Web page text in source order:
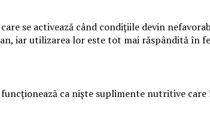
se activează când condițiile devin
iar utilizarea lor este tot mai răspândită în
ca niște suplimente nutritive